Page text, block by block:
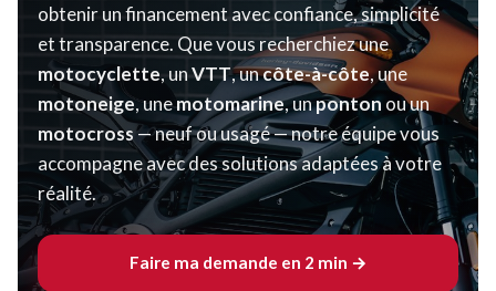
obtenir un financement avec confiance, simplicité
et transparence. Que vous recherchiez une
motocyclette, unVTT, uncôte-à-côte, une
motoneige, unemotomarine, unponton ou un
motocross— neuf ou usagé — notre équipe vous
accompagne avec des solutions adaptées à votre
réalité.
Faire ma demande en 2 min →